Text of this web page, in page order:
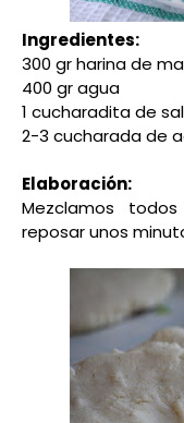
Ingredientes:
300 gr harina de
400 gr agua
1 cucharadita de sal
2-3 cucharada de
Elaboración:
Mezclamos
reposar unos